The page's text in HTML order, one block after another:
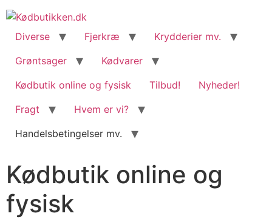
content
Diverse Fjerkræ
Krydderier mv.
Grøntsager
Kødvarer
Kødbutik online og fysisk
Tilbud!
Nyheder!
Fragt
Hvem er vi?
Handelsbetingelser mv.
Kødbutik online og
fysisk